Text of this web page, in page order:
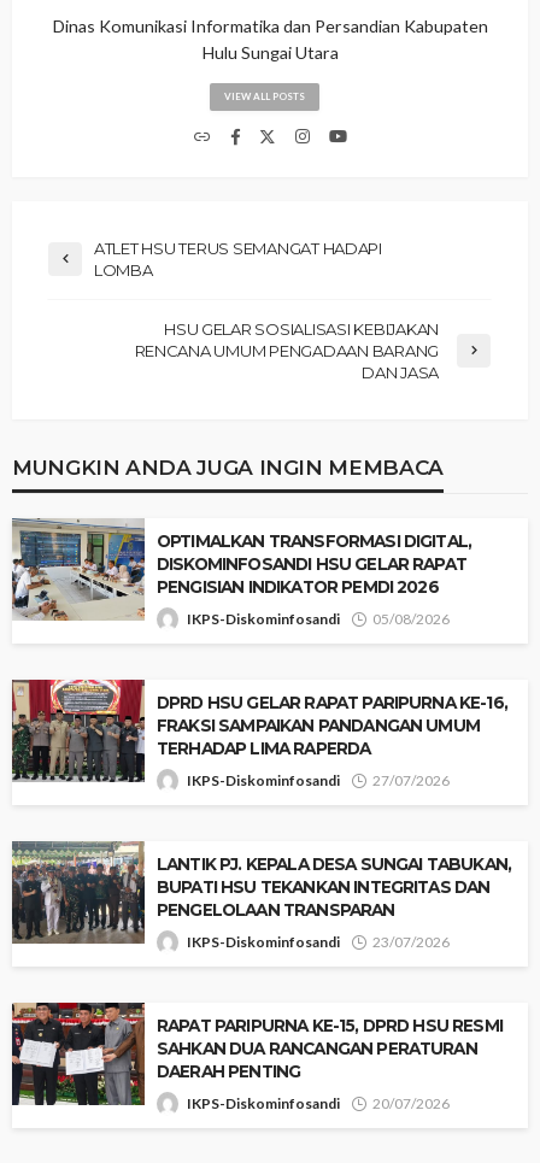
Dinas Komunikasi Informatika dan Persandian Kabupaten
Hulu Sungai Utara
VIEW ALL POSTS
ATLET HSU TERUS SEMANGAT HADAPI
LOMBA
HSU GELAR SOSIALISASI KEBIJAKAN
RENCANA UMUM PENGADAAN BARANG
DAN JASA
MUNGKIN ANDA JUGA INGIN MEMBACA
‎OPTIMALKAN TRANSFORMASI DIGITAL,
DISKOMINFOSANDI HSU GELAR RAPAT
PENGISIAN INDIKATOR PEMDI 2026 ‎
IKPS-Diskominfosandi 05/08/2026
‎DPRD HSU GELAR RAPAT PARIPURNA KE-16,
FRAKSI SAMPAIKAN PANDANGAN UMUM
TERHADAP LIMA RAPERDA
IKPS-Diskominfosandi 27/07/2026
‎LANTIK PJ. KEPALA DESA SUNGAI TABUKAN,
BUPATI HSU TEKANKAN INTEGRITAS DAN
PENGELOLAAN TRANSPARAN
IKPS-Diskominfosandi 23/07/2026
RAPAT PARIPURNA KE-15, DPRD HSU RESMI
SAHKAN DUA RANCANGAN PERATURAN
DAERAH PENTING
IKPS-Diskominfosandi 20/07/2026